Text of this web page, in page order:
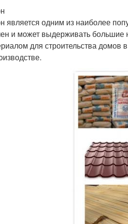
является одним из наиболее
и может выдерживать большие
для строительства домов